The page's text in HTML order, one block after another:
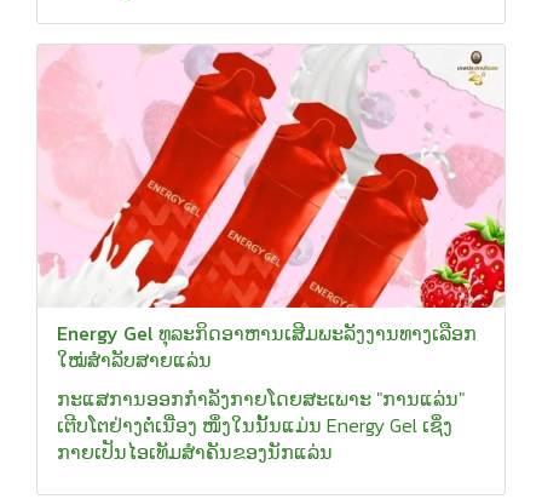
Energy Gel ທຸລະກິດອາຫານເສີມພະລັງງານທາງເລືອກ
ໃໝ່ສຳລັບສາຍແລ່ນ
ກະແສການອອກກຳລັງກາຍໂດຍສະເພາະ "ການແລ່ນ"
ເຕີບໂຕຢ່າງຕໍ່ເນື່ອງ ໜຶ່ງໃນນັ້ນແມ່ນ Energy Gel ເຊິ່ງ
ກາຍເປັນໄອເທັມສຳຄັນຂອງນັກແລ່ນ